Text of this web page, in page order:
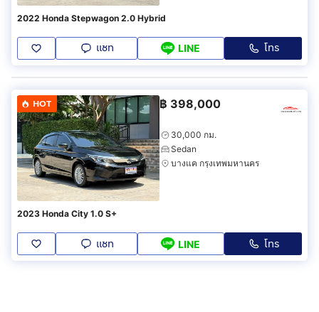
2022 Honda Stepwagon 2.0 Hybrid
แชท LINE โทร
HOT ฿ 398,000
30,000 กม.
Sedan
บางแค กรุงเทพมหานคร
2023 Honda City 1.0 S+
แชท LINE โทร